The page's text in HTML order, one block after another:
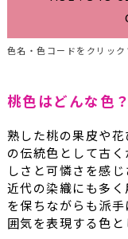
色名・色コードをクリック
桃色はどんな色？
熟した桃の果皮や
の伝統色として古
しさと可憐さを感
近代の染織にも多
を保ちながらも派
囲気を表現する色と